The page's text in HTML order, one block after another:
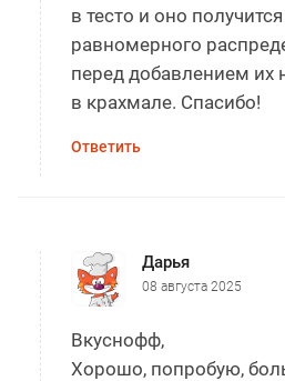
в тесто и оно
равномерного
перед добавлением их
в крахмале. Спасибо!
Ответить
Дарья
08 августа 2025
Вкуснофф,
Хорошо, попробую,